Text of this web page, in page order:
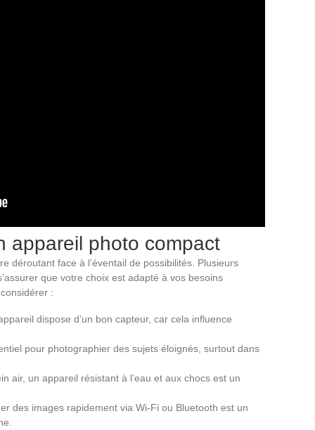
appareil photo compact
déroutant face à l’éventail de possibilités. Plusieurs
que votre choix est adapté à vos besoins
:
dispose d’un bon capteur, car cela influence
pour photographier des sujets éloignés, surtout dans
air, un appareil résistant à l’eau et aux chocs est un
des images rapidement via Wi-Fi ou Bluetooth est un